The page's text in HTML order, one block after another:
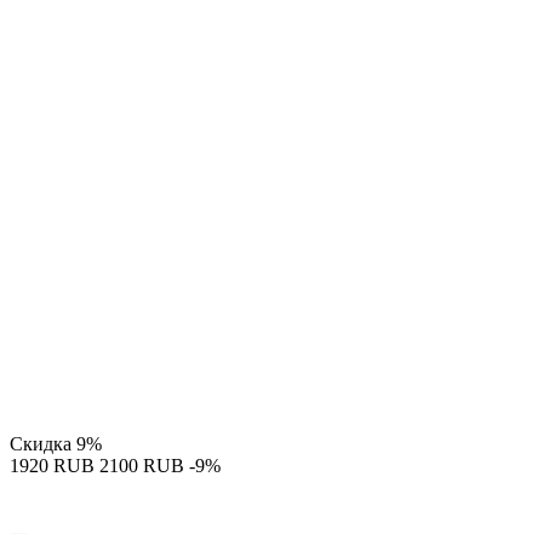
Скидка 9%
‍1920‍ RUB ‍2100‍ RUB -9%